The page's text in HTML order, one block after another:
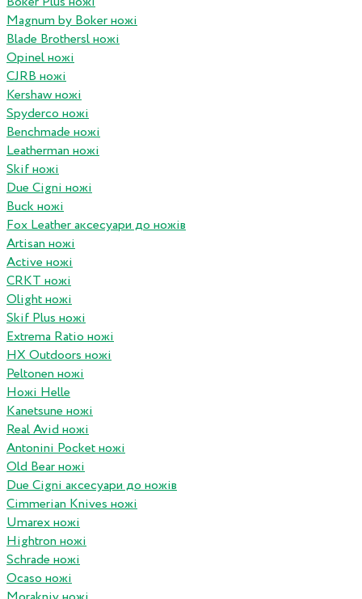
Magnum by Boker ножі
Blade Brothersl ножі
Opinel ножі
CJRB ножі
Kershaw ножі
Spyderco ножі
Benchmade ножі
Leatherman ножі
Skif ножі
Due Cigni ножі
Buck ножі
Fox Leather аксесуари до ножів
Artisan ножі
Active ножі
CRKT ножі
Olight ножі
Skif Plus ножі
Extrema Ratio ножі
HX Outdoors ножі
Peltonen ножі
Ножі Helle
Kanetsune ножі
Real Avid ножі
Antonini Pocket ножі
Old Bear ножі
Due Cigni аксесуари до ножів
Cimmerian Knives ножі
Umarex ножі
Hightron ножі
Schrade ножі
Ocaso ножі